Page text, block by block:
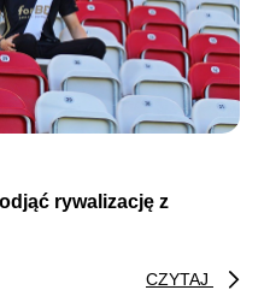
rywalizację z
CZYTAJ